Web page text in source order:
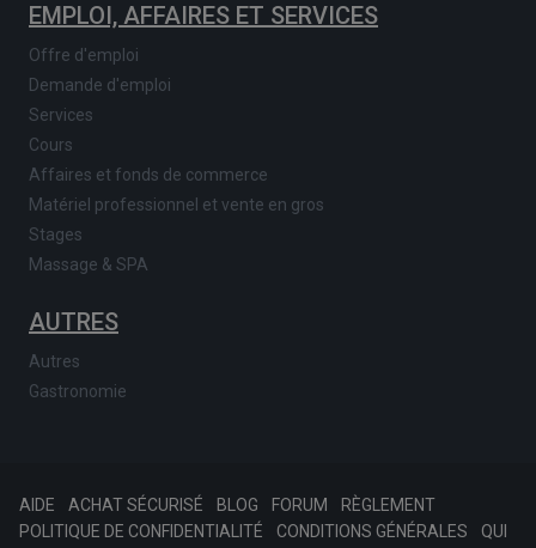
EMPLOI, AFFAIRES ET SERVICES
Offre d'emploi
Demande d'emploi
Services
Cours
Affaires et fonds de commerce
Matériel professionnel et vente en gros
Stages
Massage & SPA
AUTRES
Autres
Gastronomie
AIDE ACHAT SÉCURISÉ BLOG FORUM
RÈGLEMENT
POLITIQUE DE CONFIDENTIALITÉ
CONDITIONS GÉNÉRALES QUI